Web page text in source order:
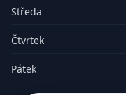
Středa
Čtvrtek
Pátek